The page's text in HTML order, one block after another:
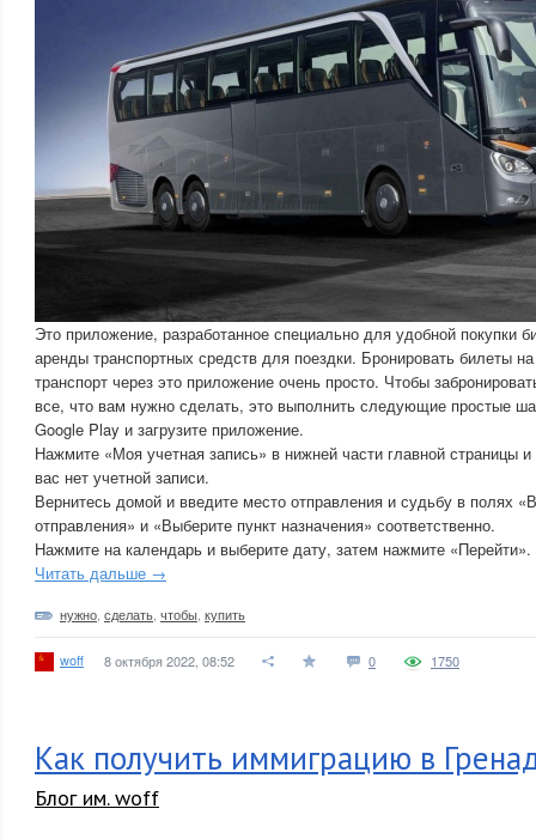
Это приложение, разработанное специально для удобной покупки
аренды транспортных средств для поездки. Бронировать билеты
транспорт через это приложение очень просто. Чтобы
все, что вам нужно сделать, это выполнить следующие простые
Google Play и загрузите приложение.
Нажмите «Моя учетная запись» в нижней части главной страницы и
вас нет учетной записи.
Вернитесь домой и введите место отправления и судьбу в полях
отправления» и «Выберите пункт назначения» соответственно.
Нажмите на календарь и выберите дату, затем нажмите «Перейти».
Читать дальше →
нужно сделать чтобы купить
woff 8 октября 2022, 08:52 0 1750
Как получить иммиграцию в
Блог им. woff